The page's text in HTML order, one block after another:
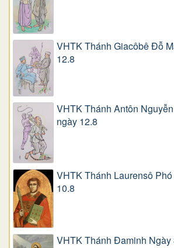
VHTK Thánh Giacôbê Ðỗ
12.8
VHTK Thánh Antôn
ngày 12.8
VHTK Thánh Laurensô
10.8
VHTK Thánh Đaminh Ngày